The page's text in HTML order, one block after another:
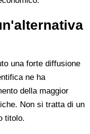
una forte diffusione
ne ha
della maggior
Non si tratta di un
titolo.